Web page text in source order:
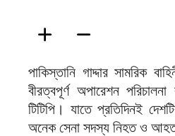
পাকিস্তানি গাদ্দার সামরিক
বীরত্বপূর্ণ অপারেশন
টিটিপি। যাতে প্রতিদিনই
অনেক সেনা সদস্য নিহত ও